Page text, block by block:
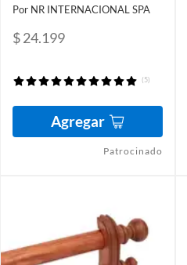
Por NR INTERNACIONAL SPA
$ 24.199
(5)
Agregar
Patrocinado